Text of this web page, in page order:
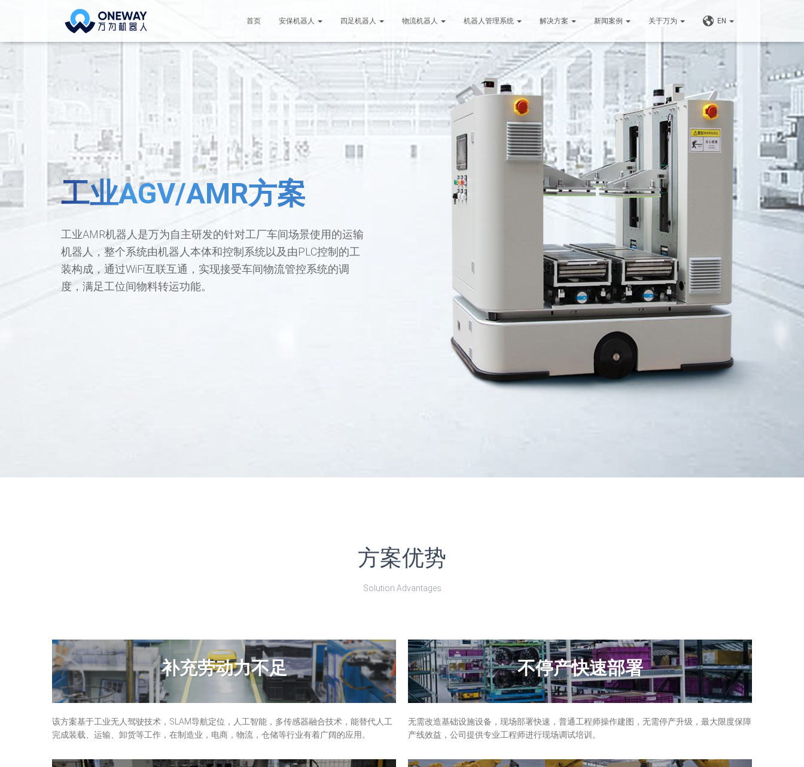
首页 安保机器人 四足机器人 物流机器人 机器人管理系统 解决方案 新闻案例 关于万为 EN
工业AGV/AMR方案
工业AMR机器人是万为自主研发的针对工厂车间场景使用的运输
机器人，整个系统由机器人本体和控制系统以及由PLC控制的工
装构成，通过WiFi互联互通，实现接受车间物流管控系统的调
度，满足工位间物料转运功能。
方案优势
Solution Advantages
补充劳动力不足 不停产快速部署
该方案基于工业无人驾驶技术，SLAM导航定位，人工智能，多传感器融合技术，能替代人工
完成装载、运输、卸货等工作，在制造业，电商，物流，仓储等行业有着广阔的应用。
无需改造基础设施设备，现场部署快速，普通工程师操作建图，无需停产升级，最大限度保障
产线效益，公司提供专业工程师进行现场调试培训。